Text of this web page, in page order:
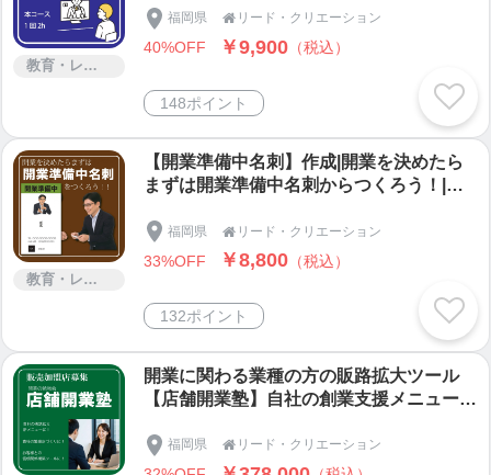
教育・レッスン・講習
youtube・他）/WEB集客の全体イメージ/
ホームページ運用で大切なこと/個人事業
福岡県  リード・クリエーション
40%OFF ￥9,900 （税込）
148ポイント
教育・レッスン・講習
【開業準備中名刺】作成|開業を決めたら
まずは開業準備中名刺からつくろう！|開
決意表明!|たかが名刺されど名刺
福岡県  リード・クリエーション
33%OFF ￥8,800 （税込）
132ポイント
開業に関わる業種の方の販路拡大ツール
【店舗開業塾】自社の創業支援メニューと
け/1週×2時間×3週/開業の目的/開業準備中
名刺/店舗経営の三大原則/開業前にするべ
福岡県  リード・クリエーション